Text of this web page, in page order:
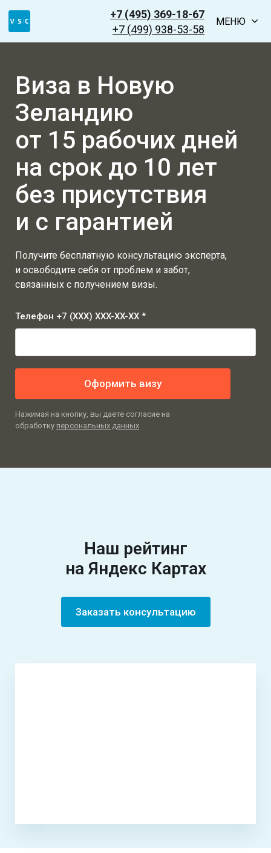
+7 (495) 369-18-67
+7 (499) 938-53-58
МЕНЮ
Виза в Новую
Зеландию
от 15 рабочих дней
на срок до 10 лет
без присутствия
и с гарантией
Получите бесплатную консультацию эксперта,
и освободите себя от проблем и забот,
связанных с получением визы.
Телефон +7 (XXX) XXX-XX-XX *
Оформить визу
Нажимая на кнопку, вы даете согласие на
обработку персональных данных
Наш рейтинг
на Яндекс Картах
Заказать консультацию